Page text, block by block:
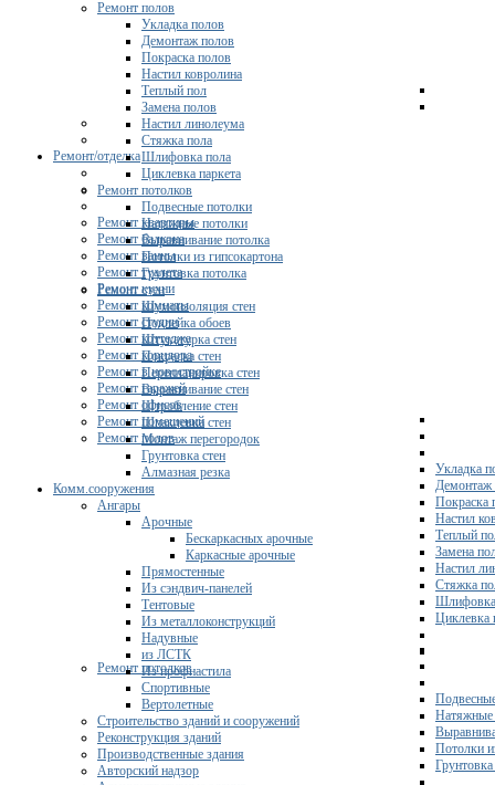
Ремонт/отделка
Ремонт квартиры
Ремонт балкона
Ремонт ванны
Ремонт туалета
Ремонт кухни
Ремонт комнаты
Ремонт студии
Ремонт коттеджа
Ремонт коридора
Ремонт в новостройке
Ремонт гаражей
Ремонт офисов
Ремонт помещений
Ремонт полов
Укладка
Демонтаж
Покраска
Настил
Теплый
Замена
Настил
Стяжка
Циклевка
Ремонт потолков
Натяжные
Потолки
Ремонт полов
Укладка полов
Демонтаж полов
Покраска полов
Настил ковролина
Теплый пол
Замена полов
Настил линолеума
Стяжка пола
Шлифовка пола
Циклевка паркета
Ремонт потолков
Подвесные потолки
Натяжные потолки
Выравнивание потолка
Потолки из гипсокартона
Грунтовка потолка
Ремонт стен
Шумоизоляция стен
Поклейка обоев
Штукатурка стен
Покраска стен
Перепланировка стен
Выравнивание стен
Штробление стен
Шпаклевка стен
Монтаж перегородок
Грунтовка стен
Алмазная резка
Комм.сооружения
Ангары
Арочные
Бескаркасных арочные
Каркасные арочные
Прямостенные
Из сэндвич-панелей
Тентовые
Из металлоконструкций
Надувные
из ЛСТК
Из профнастила
Спортивные
Вертолетные
Строительство зданий и сооружений
Реконструкция зданий
Производственные здания
Авторский надзор